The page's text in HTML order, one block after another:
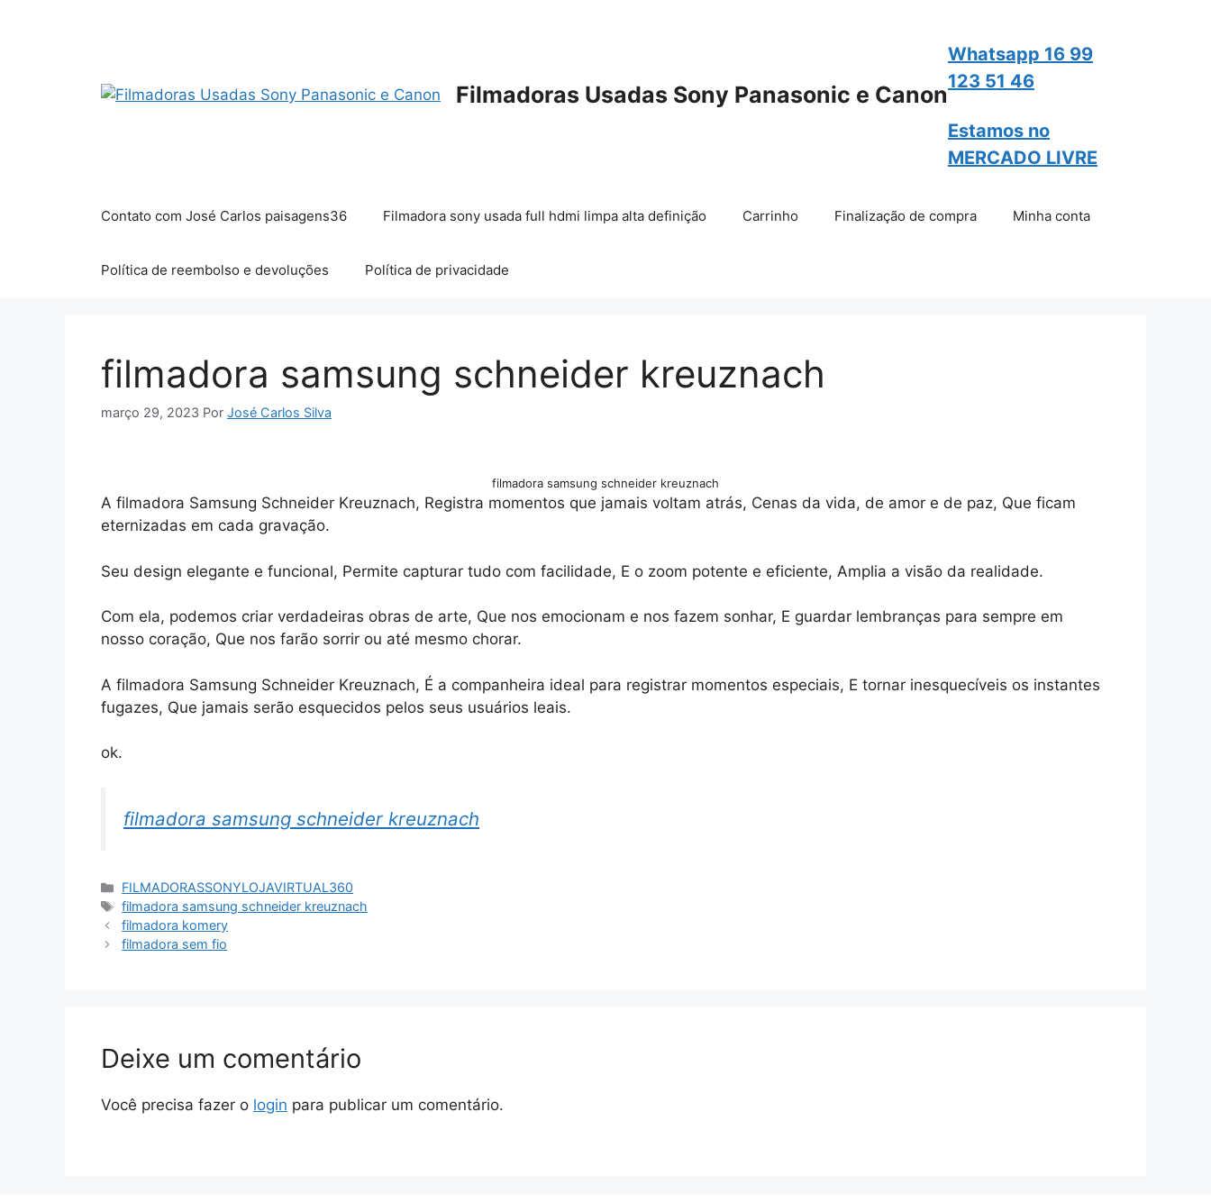
Filmadoras Usadas Sony Panasonic e Canon
Whatsapp 16 99
123 51 46
Estamos no
MERCADO LIVRE
Contato com José Carlos paisagens36 Filmadora sony usada full hdmi limpa alta definição Carrinho Finalização de compra Minha conta
Política de reembolso e devoluções Política de privacidade
filmadora samsung schneider kreuznach
março 29, 2023 Por José Carlos Silva
filmadora samsung schneider kreuznach
A filmadora Samsung Schneider Kreuznach, Registra momentos que jamais voltam atrás, Cenas da vida, de amor e de paz, Que ficam
eternizadas em cada gravação.
Seu design elegante e funcional, Permite capturar tudo com facilidade, E o zoom potente e eficiente, Amplia a visão da realidade.
Com ela, podemos criar verdadeiras obras de arte, Que nos emocionam e nos fazem sonhar, E guardar lembranças para sempre em
nosso coração, Que nos farão sorrir ou até mesmo chorar.
A filmadora Samsung Schneider Kreuznach, É a companheira ideal para registrar momentos especiais, E tornar inesquecíveis os instantes
fugazes, Que jamais serão esquecidos pelos seus usuários leais.
ok.
filmadora samsung schneider kreuznach
Categorias
FILMADORASSONYLOJAVIRTUAL360
Tags
filmadora samsung schneider kreuznach
filmadora komery
filmadora sem fio
Deixe um comentário
Você precisa fazer o login para publicar um comentário.